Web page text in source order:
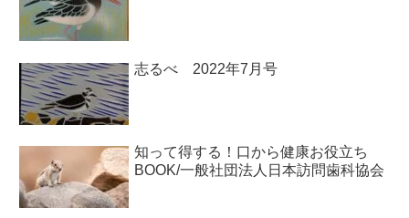
志るべ 2022年7月号
知って得する！口から健康お役立ち
BOOK/一般社団法人日本訪問歯科協会￼